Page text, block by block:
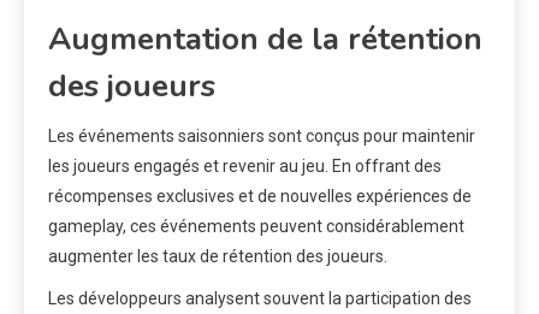
Augmentation de la rétention
des joueurs
Les événements saisonniers sont conçus pour maintenir
les joueurs engagés et revenir au jeu. En offrant des
récompenses exclusives et de nouvelles expériences de
gameplay, ces événements peuvent considérablement
augmenter les taux de rétention des joueurs.
Les développeurs analysent souvent la participation des